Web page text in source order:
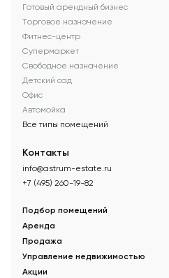
Готовый арендный бизнес
Торговое назначение
Фитнес-центр
Супермаркет
Свободное назначение
Детский сад
Офис
Автомойка
Все типы помещений
Контакты
info@astrum-estate.ru
+7 (495) 260-19-82
Подбор помещений
Аренда
Продажа
Управление недвижимостью
Акции